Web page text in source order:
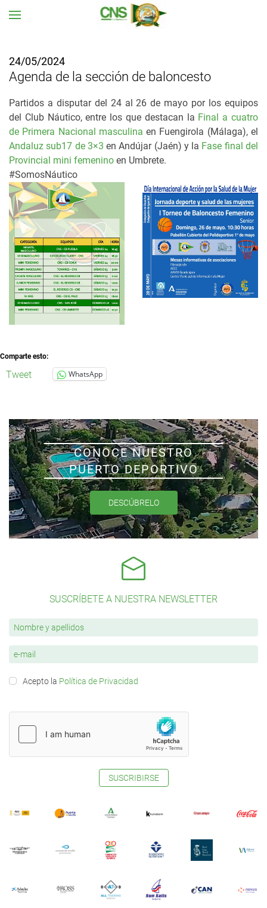
24/05/2024
Agenda de la sección de baloncesto
Partidos a disputar del 24 al 26 de mayo por los equipos
del Club Náutico, entre los que destacan la Final a cuatro
de Primera Nacional masculina en Fuengirola (Málaga), el
Andaluz sub17 de 3×3 en Andújar (Jaén) y la Fase final del
Provincial mini femenino en Umbrete.
#SomosNáutico
Comparte esto:
Tweet WhatsApp
CONOCE NUESTRO
PUERTO DEPORTIVO
DESCÚBRELO
SUSCRÍBETE A NUESTRA NEWSLETTER
Acepto la Política de Privacidad
SUSCRIBIRSE